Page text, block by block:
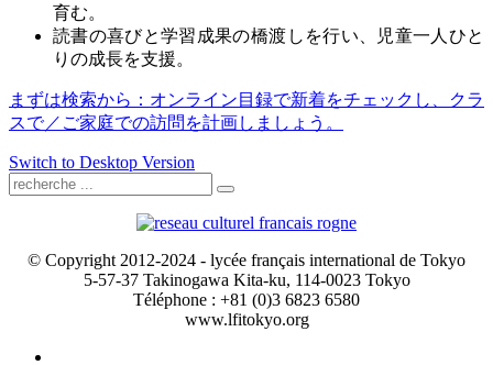
育む。
読書の喜びと学習成果の橋渡しを行い、児童一人ひと
りの成長を支援。
まずは検索から：オンライン目録で新着をチェックし、クラ
スで／ご家庭での訪問を計画しましょう。
Switch to Desktop Version
© Copyright 2012-2024 - lycée français international de Tokyo
5-57-37 Takinogawa Kita-ku, 114-0023 Tokyo
Téléphone : +81 (0)3 6823 6580
www.lfitokyo.org